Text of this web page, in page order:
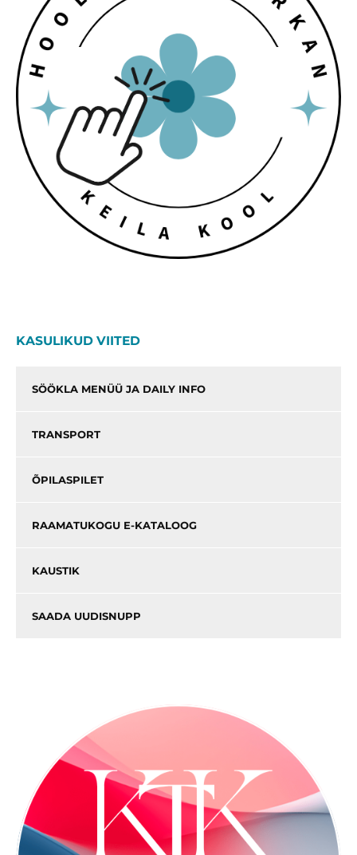
KASULIKUD VIITED
SÖÖKLA MENÜÜ JA DAILY INFO
TRANSPORT
ÕPILASPILET
RAAMATUKOGU E-KATALOOG
KAUSTIK
SAADA UUDISNUPP